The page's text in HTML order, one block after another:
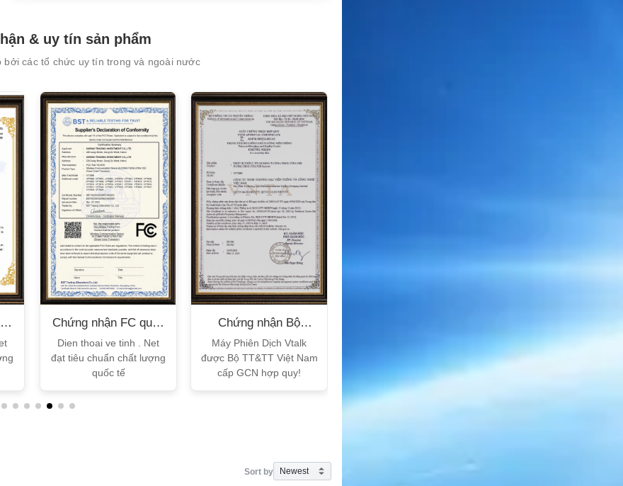
& uy tín sản phẩm
các tổ chức uy tín trong và ngoài nước
Chứng nhận FC quốc
tế
Dien thoai ve tinh . Net
đạt tiêu chuẩn chất lượng
quốc tế
Chứng nhận Bộ
TT&TT
Máy Phiên Dịch Vtalk
được Bộ TT&TT Việt Nam
cấp GCN hợp quy!
Sort by